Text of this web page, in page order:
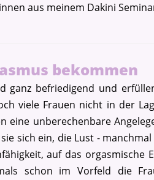
aus meinem Dakini
bekommen
ganz befriedigend und
viele Frauen nicht in der
eine unberechenbare
sich ein, die Lust -
auf das orgasmische
schon im Vorfeld die
Sichere dir